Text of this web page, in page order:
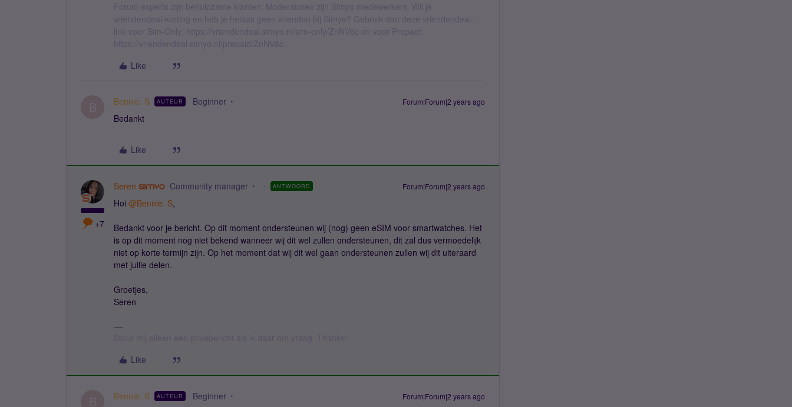
Forum experts zijn behulpzame klanten. Moderatoren zijn Simyo medewerkers. Wil je
vriendendeal-korting en heb je helaas geen vrienden bij Simyo? Gebruik dan deze vriendendeal-
link voor Sim-Only: https://vriendendeal.simyo.nl/sim-only/ZnNV6c en voor Prepaid:
https://vriendendeal.simyo.nl/prepaid/ZnNV6c.
Like
Bennie. S AUTEUR Beginner Forum|Forum|2 years ago
Bedankt
Like
+7
Seren Community manager ANTWOORD Forum|Forum|2 years ago
Hoi @Bennie. S,
Bedankt voor je bericht. Op dit moment ondersteunen wij (nog) geen eSIM voor smartwatches. Het
is op dit moment nog niet bekend wanneer wij dit wel zullen ondersteunen, dit zal dus vermoedelijk
niet op korte termijn zijn. Op het moment dat wij dit wel gaan ondersteunen zullen wij dit uiteraard
met jullie delen.
Groetjes,
Seren
Like
Bennie. S AUTEUR Beginner Forum|Forum|2 years ago